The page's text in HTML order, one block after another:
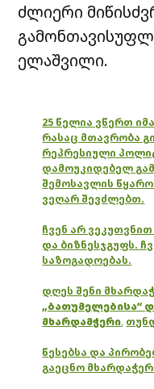
ძლიერი
ელაშვილი.
25 წელია ვწერთ
რასაც მთავრობა
რეპრესიული
დამოუკიდებელ
შემოსავლის
ვეღარ შევძლებთ.
ჩვენ არ
და ბიზნესჯგუფს.
საზოგადოებას.
დღეს შენი
„ბათუმელებისა“
მხარდამჭერი,
წესებსა და
გაეცნო